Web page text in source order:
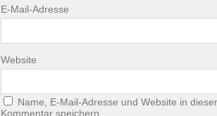
E-Mail-Adresse
Website
Name, E-Mail-Adresse und Website in
Kommentar speichern.